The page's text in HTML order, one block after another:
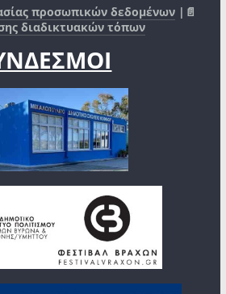
προσωπικών δεδομένων |📄
διαδικτυακών τόπων